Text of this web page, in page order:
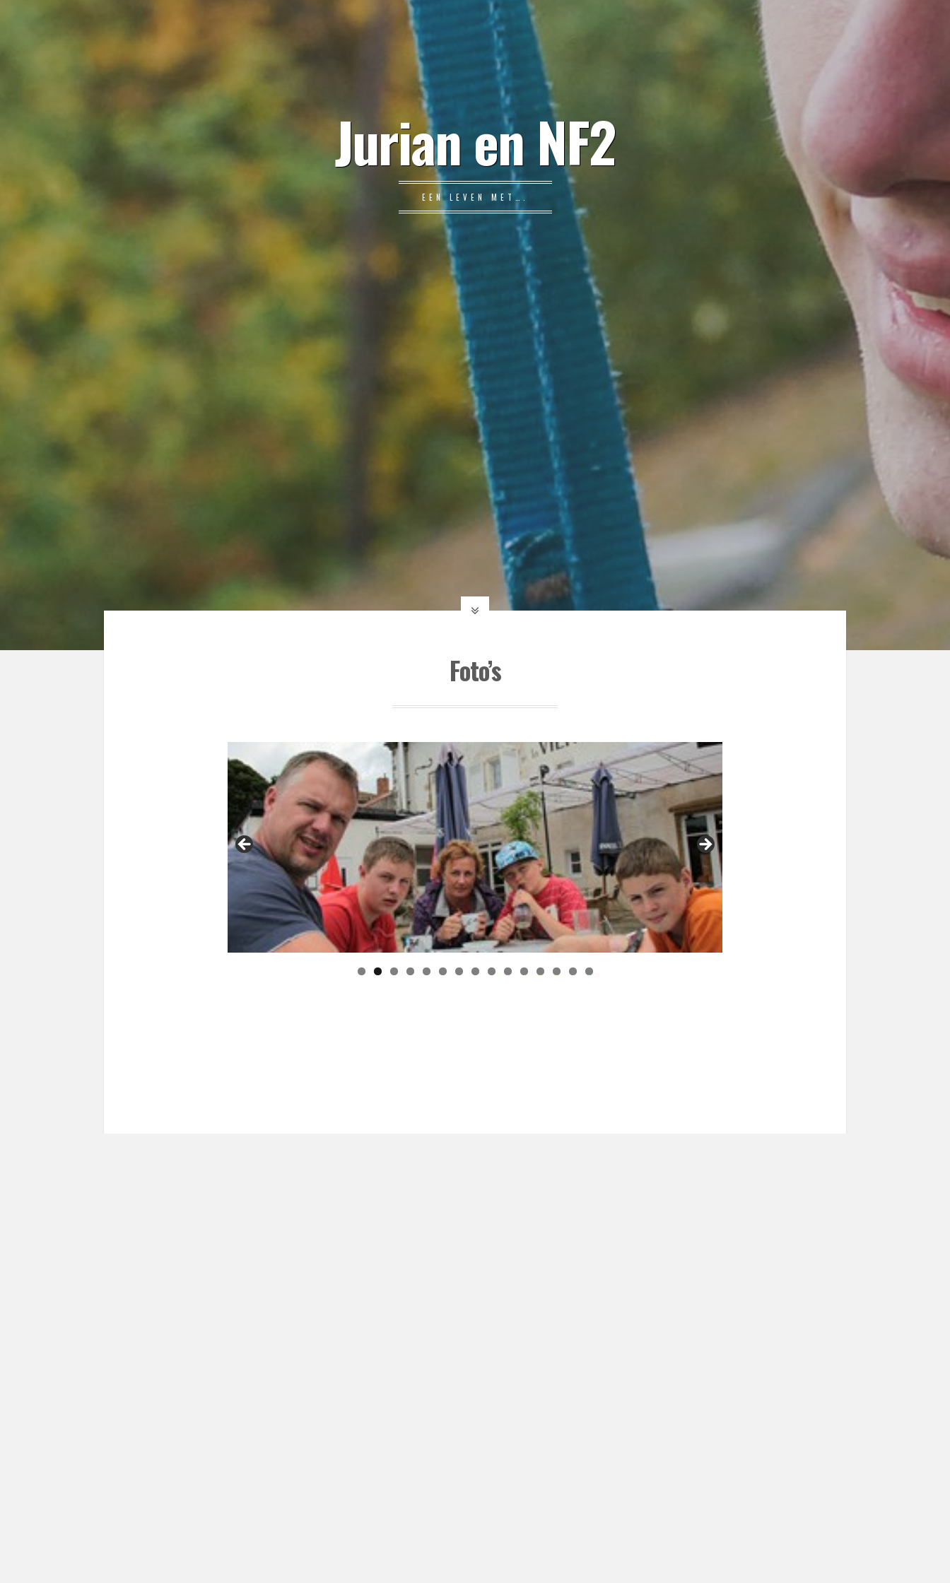
Jurian en NF2
EEN LEVEN MET….
Foto’s
0 1 2 3 4 5